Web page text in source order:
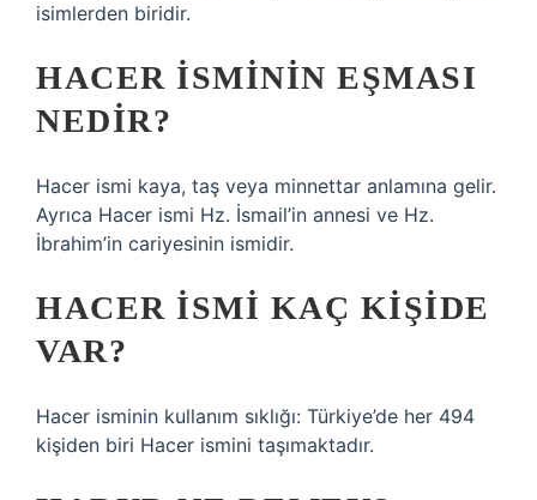
isimlerden biridir.
HACER ISMININ EŞMASI
NEDIR?
Hacer ismi kaya, taş veya minnettar anlamına gelir.
Ayrıca Hacer ismi Hz. İsmail’in annesi ve Hz.
İbrahim’in cariyesinin ismidir.
HACER ISMI KAÇ KIŞIDE
VAR?
Hacer isminin kullanım sıklığı: Türkiye’de her 494
kişiden biri Hacer ismini taşımaktadır.